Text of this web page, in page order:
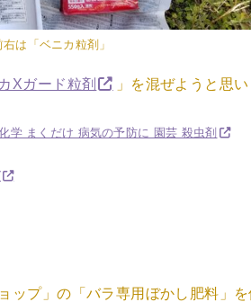
は「ベニカ粒剤」
Xガード粒剤 」を混ぜようと思い
学 まくだけ 病気の予防に 園芸 殺虫剤
ップ」の「バラ専用ぼかし肥料」を